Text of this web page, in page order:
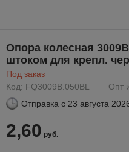
Опора колесная
штоком для крепл.
Под заказ
Код: FQ3009B.050BL
Опт
Отправка с 23 августа
2,60 руб.